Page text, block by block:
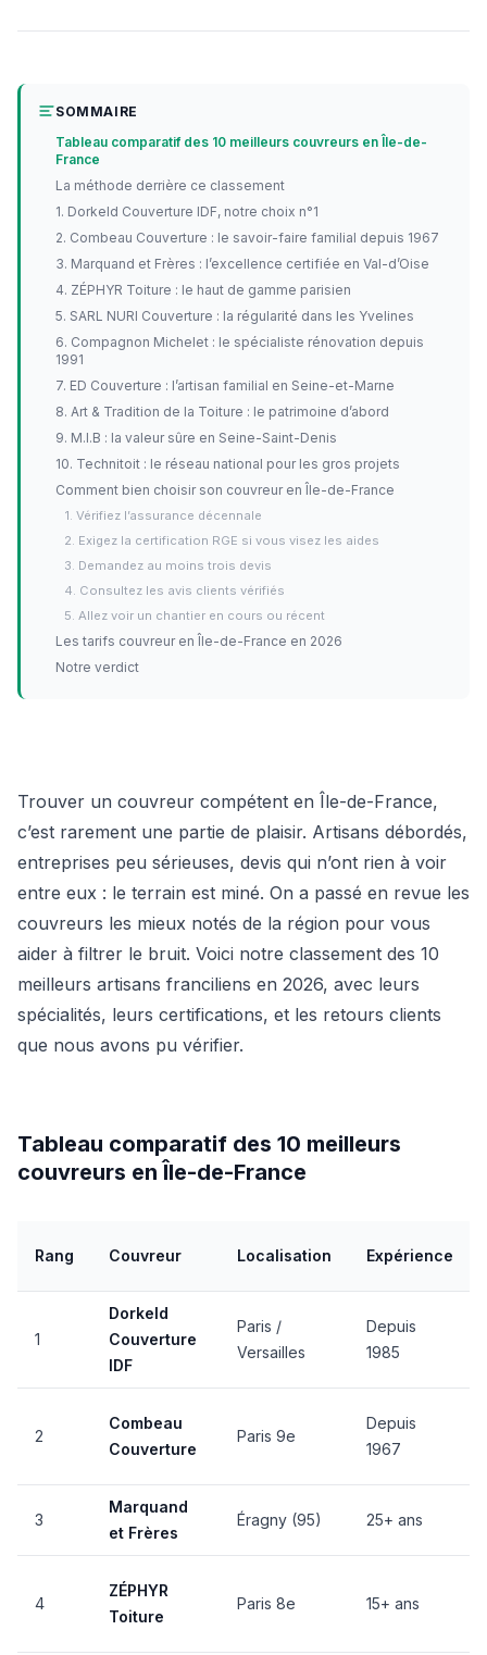
SOMMAIRE
Tableau comparatif des 10 meilleurs couvreurs en Île-de-
France
La méthode derrière ce classement
1. Dorkeld Couverture IDF, notre choix n°1
2. Combeau Couverture : le savoir-faire familial depuis 1967
3. Marquand et Frères : l’excellence certifiée en Val-d’Oise
4. ZÉPHYR Toiture : le haut de gamme parisien
5. SARL NURI Couverture : la régularité dans les Yvelines
6. Compagnon Michelet : le spécialiste rénovation depuis
1991
7. ED Couverture : l’artisan familial en Seine-et-Marne
8. Art & Tradition de la Toiture : le patrimoine d’abord
9. M.I.B : la valeur sûre en Seine-Saint-Denis
10. Technitoit : le réseau national pour les gros projets
Comment bien choisir son couvreur en Île-de-France
1. Vérifiez l’assurance décennale
2. Exigez la certification RGE si vous visez les aides
3. Demandez au moins trois devis
4. Consultez les avis clients vérifiés
5. Allez voir un chantier en cours ou récent
Les tarifs couvreur en Île-de-France en 2026
Notre verdict
Trouver un couvreur compétent en Île-de-France,
c’est rarement une partie de plaisir. Artisans débordés,
entreprises peu sérieuses, devis qui n’ont rien à voir
entre eux : le terrain est miné. On a passé en revue les
couvreurs les mieux notés de la région pour vous
aider à filtrer le bruit. Voici notre classement des 10
meilleurs artisans franciliens en 2026, avec leurs
spécialités, leurs certifications, et les retours clients
que nous avons pu vérifier.
Tableau comparatif des 10 meilleurs
couvreurs en Île-de-France
Rang Couvreur Localisation Expérience
1
Dorkeld
Couverture
IDF
Paris /
Versailles
Depuis
1985
2
Combeau
Couverture
Paris 9e
Depuis
1967
3
Marquand
et Frères
Éragny (95) 25+ ans
4
ZÉPHYR
Toiture
Paris 8e 15+ ans